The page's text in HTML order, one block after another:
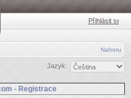
Přihlásit se
Nahoru
Jazyk:
- Registrace